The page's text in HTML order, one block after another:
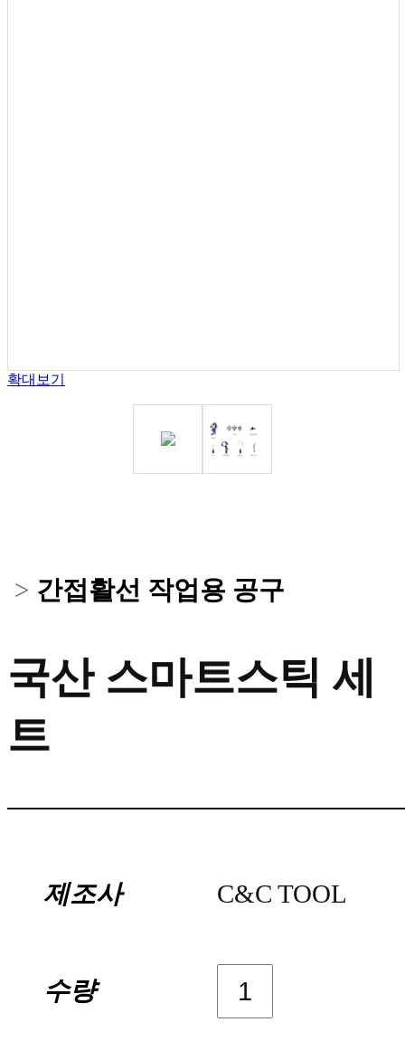
확대보기
> 간접활선 작업용 공구
국산 스마트스틱 세
트
제조사 C&C TOOL
수량